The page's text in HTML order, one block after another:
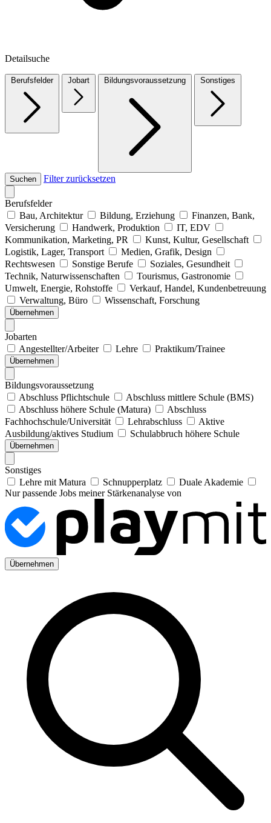
Detailsuche
Berufsfelder Jobart Bildungsvoraussetzung Sonstiges
Suchen Filter zurücksetzen
Berufsfelder
Bau, Architektur
Bildung, Erziehung
Finanzen, Bank,
Versicherung
Handwerk, Produktion
IT, EDV
Kommunikation, Marketing, PR
Kunst, Kultur, Gesellschaft
Logistik, Lager, Transport
Medien, Grafik, Design
Rechtswesen
Sonstige Berufe
Soziales, Gesundheit
Technik, Naturwissenschaften
Tourismus, Gastronomie
Umwelt, Energie, Rohstoffe
Verkauf, Handel, Kundenbetreuung
Verwaltung, Büro
Wissenschaft, Forschung
Übernehmen
Jobarten
Angestellter/Arbeiter
Lehre Praktikum/Trainee
Übernehmen
Bildungsvoraussetzung
Abschluss Pflichtschule
Abschluss mittlere Schule (BMS)
Abschluss höhere Schule (Matura)
Abschluss
Fachhochschule/Universität
Lehrabschluss
Aktive
Ausbildung/aktives Studium
Schulabbruch höhere Schule
Übernehmen
Sonstiges
Lehre mit Matura
Schnupperplatz
Duale Akademie
Nur passende Jobs meiner Stärkenanalyse von
Übernehmen